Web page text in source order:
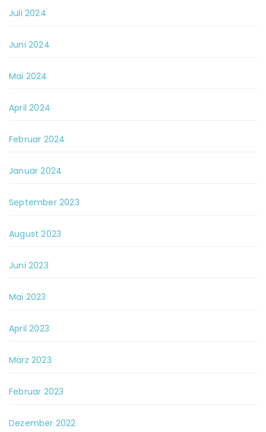
Juli 2024
Juni 2024
Mai 2024
April 2024
Februar 2024
Januar 2024
September 2023
August 2023
Juni 2023
Mai 2023
April 2023
März 2023
Februar 2023
Dezember 2022